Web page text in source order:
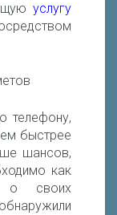
услугу
телефону,
быстрее
шансов,
как
о своих